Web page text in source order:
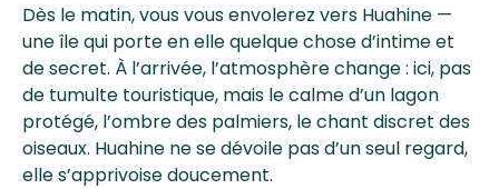
Dès le matin, vous vous envolerez vers Huahine —
une île qui porte en elle quelque chose d’intime et
de secret. À l’arrivée, l’atmosphère change : ici, pas
de tumulte touristique, mais le calme d’un lagon
protégé, l’ombre des palmiers, le chant discret des
oiseaux. Huahine ne se dévoile pas d’un seul regard,
elle s’apprivoise doucement.